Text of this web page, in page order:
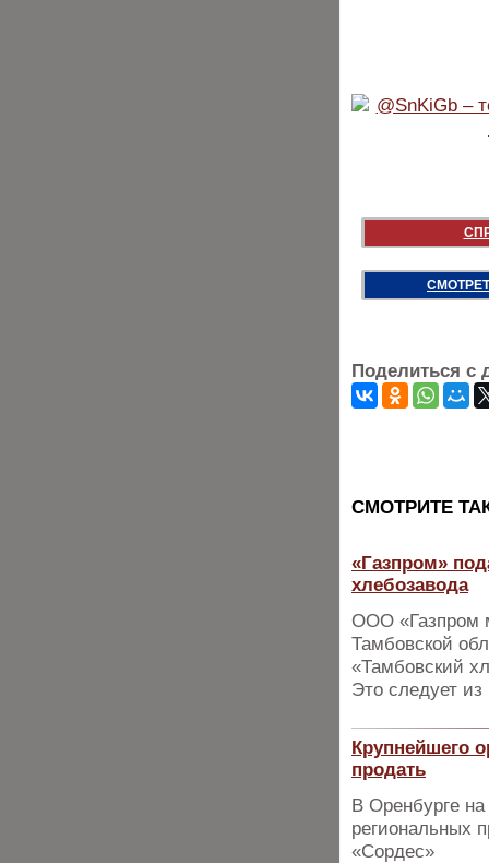
Поделиться с
CМОТРИТЕ
«Газпром»
хлебозавода
ООО «Газпром
Тамбовской
«Тамбовский
Это следует из
Крупнейшего
продать
В Оренбурге
региональных
«Сордес»